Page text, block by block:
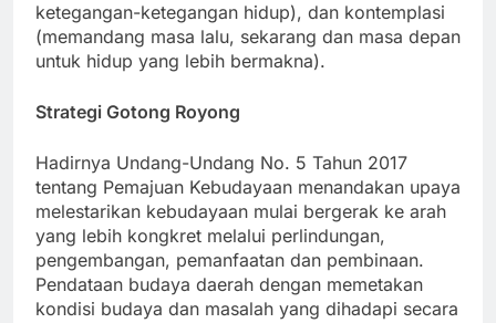
ketegangan-ketegangan hidup), dan kontemplasi
(memandang masa lalu, sekarang dan masa depan
untuk hidup yang lebih bermakna).
Strategi Gotong Royong
Hadirnya Undang-Undang No. 5 Tahun 2017
tentang Pemajuan Kebudayaan menandakan upaya
melestarikan kebudayaan mulai bergerak ke arah
yang lebih kongkret melalui perlindungan,
pengembangan, pemanfaatan dan pembinaan.
Pendataan budaya daerah dengan memetakan
kondisi budaya dan masalah yang dihadapi secara